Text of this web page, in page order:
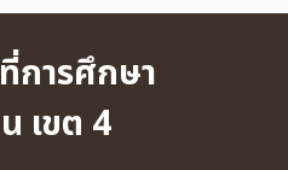
การศึกษา
เขต 4